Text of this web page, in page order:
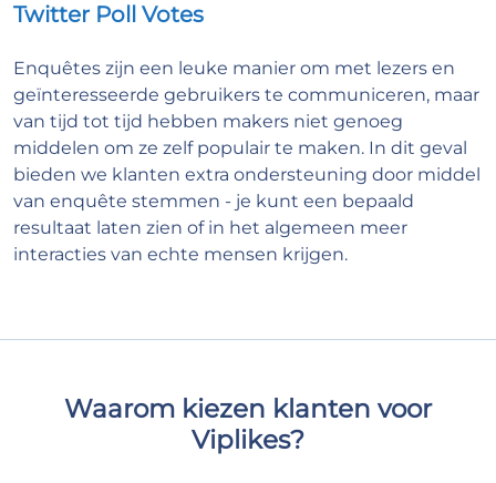
Twitter Poll Votes
Enquêtes zijn een leuke manier om met lezers en
geïnteresseerde gebruikers te communiceren, maar
van tijd tot tijd hebben makers niet genoeg
middelen om ze zelf populair te maken. In dit geval
bieden we klanten extra ondersteuning door middel
van enquête stemmen - je kunt een bepaald
resultaat laten zien of in het algemeen meer
interacties van echte mensen krijgen.
Waarom kiezen klanten voor
Viplikes?